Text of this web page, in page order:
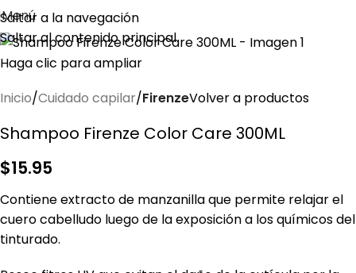
Saltar a la navegación
Saltar al contenido principal
Menú
Haga clic para ampliar
Inicio Cuidado capilar FirenzeVolver a productos
Shampoo Firenze Color Care 300ML
$15.95
Contiene extracto de manzanilla que permite relajar el
cuero cabelludo luego de la exposición a los químicos del
tinturado.